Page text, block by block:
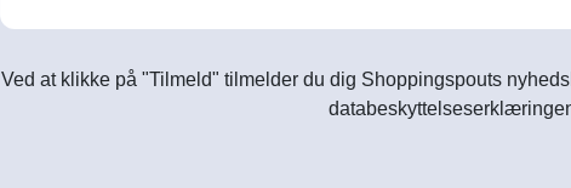
Ved at klikke på "Tilmeld" tilmelder du dig Shoppingspouts